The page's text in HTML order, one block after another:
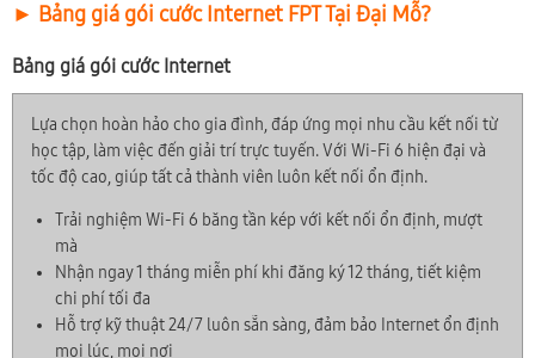
► Bảng giá gói cước Internet FPT Tại Đại Mỗ?
Bảng giá gói cước Internet
Lựa chọn hoàn hảo cho gia đình, đáp ứng mọi nhu cầu kết nối từ
học tập, làm việc đến giải trí trực tuyến. Với Wi-Fi 6 hiện đại và
tốc độ cao, giúp tất cả thành viên luôn kết nối ổn định.
Trải nghiệm Wi-Fi 6 băng tần kép với kết nối ổn định, mượt
mà
Nhận ngay 1 tháng miễn phí khi đăng ký 12 tháng, tiết kiệm
chi phí tối đa
Hỗ trợ kỹ thuật 24/7 luôn sẵn sàng, đảm bảo Internet ổn định
mọi lúc, mọi nơi